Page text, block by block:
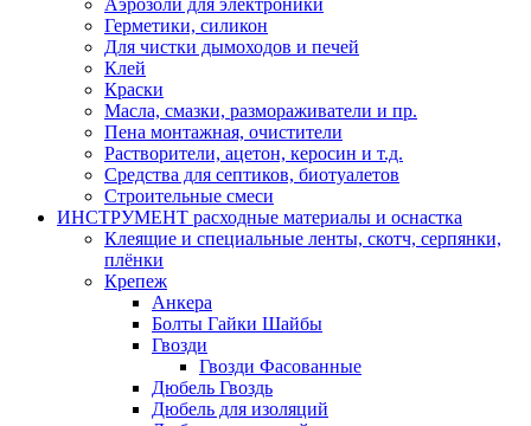
Аэрозоли для электроники
Герметики, силикон
Для чистки дымоходов и печей
Клей
Краски
Масла, смазки, размораживатели и пр.
Пена монтажная, очистители
Растворители, ацетон, керосин и т.д.
Средства для септиков, биотуалетов
Строительные смеси
ИНСТРУМЕНТ расходные материалы и оснастка
Клеящие и специальные ленты, скотч, серпянки,
плёнки
Крепеж
Анкера
Болты Гайки Шайбы
Гвозди
Гвозди Фасованные
Дюбель Гвоздь
Дюбель для изоляций